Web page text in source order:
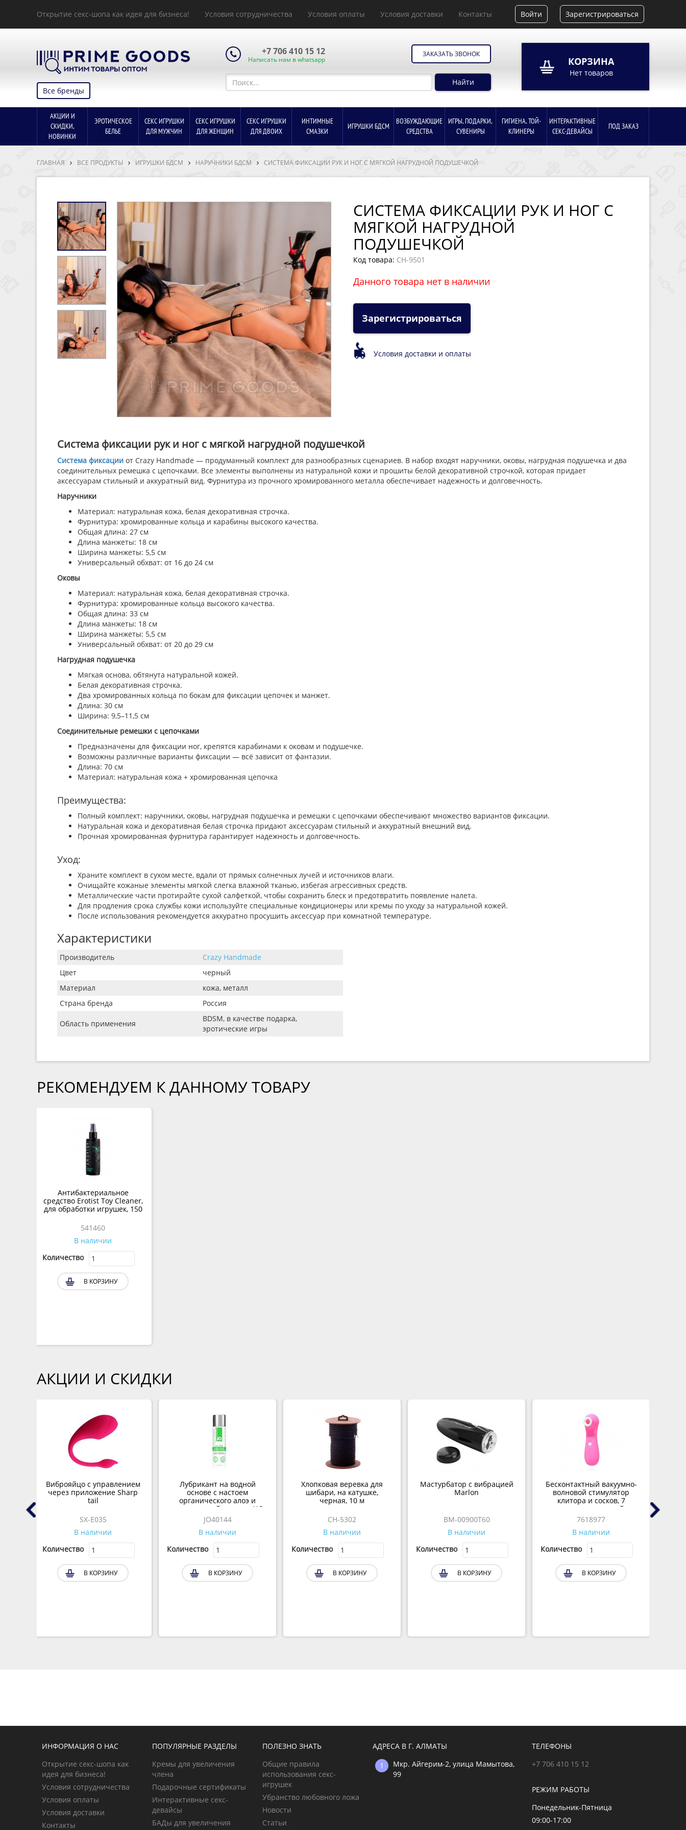
Открытие секс-шопа как идея для бизнеса! Условия сотрудничества Условия оплаты Условия доставки Контакты Войти Зарегистрироваться
Все бренды
+7 706 410 15 12
Написать нам в whatsapp
ЗАКАЗАТЬ ЗВОНОК
Найти
КОРЗИНА
Нет товаров
АКЦИИ И
СКИДКИ,
НОВИНКИ
ЭРОТИЧЕСКОЕ
БЕЛЬЕ
СЕКС ИГРУШКИ
ДЛЯ МУЖЧИН
СЕКС ИГРУШКИ
ДЛЯ ЖЕНЩИН
СЕКС ИГРУШКИ
ДЛЯ ДВОИХ
ИНТИМНЫЕ
СМАЗКИ
ИГРУШКИ БДСМ
ВОЗБУЖДАЮЩИЕ
СРЕДСТВА
ИГРЫ, ПОДАРКИ,
СУВЕНИРЫ
ГИГИЕНА, ТОЙ-
КЛИНЕРЫ
ИНТЕРАКТИВНЫЕ
СЕКС-ДЕВАЙСЫ
ПОД ЗАКАЗ
ГЛАВНАЯ ВСЕ ПРОДУКТЫ ИГРУШКИ БДСМ НАРУЧНИКИ БДСМ СИСТЕМА ФИКСАЦИИ РУК И НОГ С МЯГКОЙ НАГРУДНОЙ ПОДУШЕЧКОЙ
СИСТЕМА ФИКСАЦИИ РУК И НОГ С
МЯГКОЙ НАГРУДНОЙ
ПОДУШЕЧКОЙ
Код товара: CH-9501
Данного товара нет в наличии
Зарегистрироваться
Условия доставки и оплаты
Система фиксации рук и ног с мягкой нагрудной подушечкой
Система фиксации от Сrazy Handmade — продуманный комплект для разнообразных сценариев. В набор входят наручники, оковы, нагрудная подушечка и два
соединительных ремешка с цепочками. Все элементы выполнены из натуральной кожи и прошиты белой декоративной строчкой, которая придает
аксессуарам стильный и аккуратный вид. Фурнитура из прочного хромированного металла обеспечивает надежность и долговечность.
Наручники
Материал: натуральная кожа, белая декоративная строчка.
Фурнитура: хромированные кольца и карабины высокого качества.
Общая длина: 27 см
Длина манжеты: 18 см
Ширина манжеты: 5,5 см
Универсальный обхват: от 16 до 24 см
Оковы
Материал: натуральная кожа, белая декоративная строчка.
Фурнитура: хромированные кольца высокого качества.
Общая длина: 33 см
Длина манжеты: 18 см
Ширина манжеты: 5,5 см
Универсальный обхват: от 20 до 29 см
Нагрудная подушечка
Мягкая основа, обтянута натуральной кожей.
Белая декоративная строчка.
Два хромированных кольца по бокам для фиксации цепочек и манжет.
Длина: 30 см
Ширина: 9,5–11,5 см
Соединительные ремешки с цепочками
Предназначены для фиксации ног, крепятся карабинами к оковам и подушечке.
Возможны различные варианты фиксации — всё зависит от фантазии.
Длина: 70 см
Материал: натуральная кожа + хромированная цепочка
Преимущества:
Полный комплект: наручники, оковы, нагрудная подушечка и ремешки с цепочками обеспечивают множество вариантов фиксации.
Натуральная кожа и декоративная белая строчка придают аксессуарам стильный и аккуратный внешний вид.
Прочная хромированная фурнитура гарантирует надежность и долговечность.
Уход:
Храните комплект в сухом месте, вдали от прямых солнечных лучей и источников влаги.
Очищайте кожаные элементы мягкой слегка влажной тканью, избегая агрессивных средств.
Металлические части протирайте сухой салфеткой, чтобы сохранить блеск и предотвратить появление налета.
Для продления срока службы кожи используйте специальные кондиционеры или кремы по уходу за натуральной кожей.
После использования рекомендуется аккуратно просушить аксессуар при комнатной температуре.
Характеристики
Производитель
Crazy Handmade
Цвет
черный
Материал
кожа, металл
Страна бренда
Россия
Область применения
BDSM, в качестве подарка,
эротические игры
РЕКОМЕНДУЕМ К ДАННОМУ ТОВАРУ
Антибактериальное
средство Erotist Toy Cleaner,
для обработки игрушек, 150
541460
В наличии
Количество
В КОРЗИНУ
АКЦИИ И СКИДКИ
Виброяйцо с управлением
через приложение Sharp
tail
SX-E035
В наличии
Количество
В КОРЗИНУ
Лубрикант на водной
основе с настоем
органического алоэ и
гиалуроновой кислоты/ JO
ALOE - 120 мл.
JO40144
В наличии
Количество
В КОРЗИНУ
Хлопковая веревка для
шибари, на катушке,
черная, 10 м
CH-5302
В наличии
Количество
В КОРЗИНУ
Мастурбатор с вибрацией
Marlon
BM-00900T60
В наличии
Количество
В КОРЗИНУ
Бесконтактный вакуумно-
волновой стимулятор
клитора и сосков, 7
режимов, розовый
7618977
В наличии
Количество
В КОРЗИНУ
ИНФОРМАЦИЯ О НАС
Открытие секс-шопа как
идея для бизнеса!
Условия сотрудничества
Условия оплаты
Условия доставки
Контакты
ПОПУЛЯРНЫЕ РАЗДЕЛЫ
Кремы для увеличения
члена
Подарочные сертификаты
Интерактивные секс-
девайсы
БАДы для увеличения
ПОЛЕЗНО ЗНАТЬ
Общие правила
использования секс-
игрушек
Убранство любовного ложа
Новости
Статьи
АДРЕСА В Г. АЛМАТЫ
Мкр. Айгерим-2, улица Мамытова,
99
ТЕЛЕФОНЫ
+7 706 410 15 12
РЕЖИМ РАБОТЫ
Понедельник-Пятница
09:00-17:00